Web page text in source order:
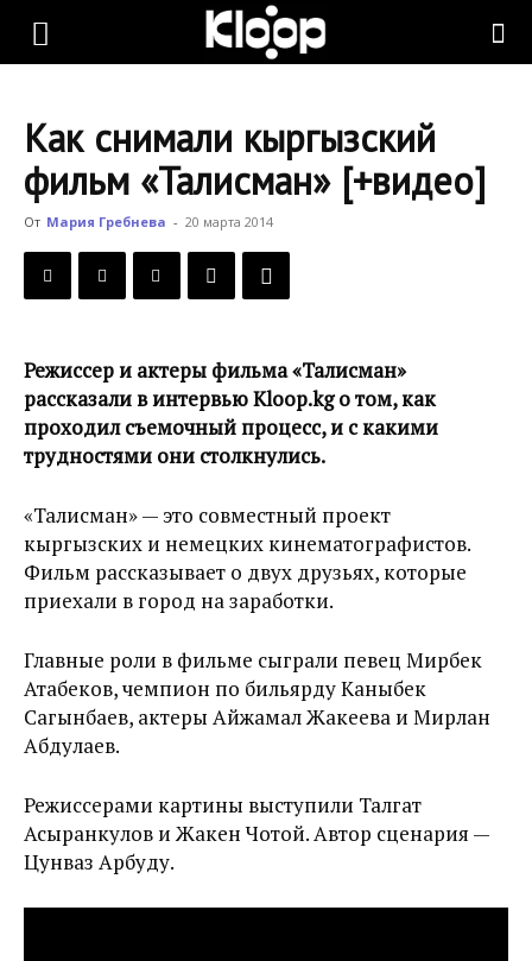
KLOOP.KG
Новости
Как снимали кыргызский
фильм «Талисман» [+видео]
От Мария Гребнева - 20 марта 2014
Режиссер и актеры фильма «Талисман»
рассказали в интервью Kloop.kg о том, как
проходил съемочный процесс, и с какими
трудностями они столкнулись.
«Талисман» — это совместный проект
кыргызских и немецких кинематографистов.
Фильм рассказывает о двух друзьях, которые
приехали в город на заработки.
Главные роли в фильме сыграли певец Мирбек
Атабеков, чемпион по бильярду Каныбек
Сагынбаев, актеры Айжамал Жакеева и Мирлан
Абдулаев.
Режиссерами картины выступили Талгат
Асыранкулов и Жакен Чотой. Автор сценария —
Цунваз Арбуду.